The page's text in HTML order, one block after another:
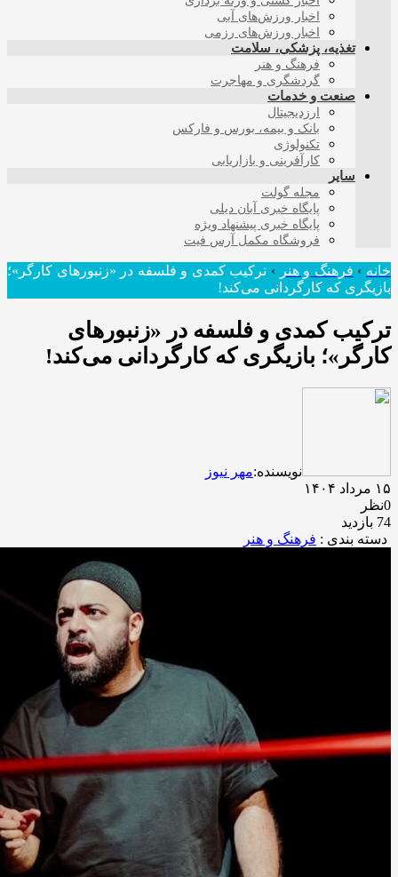
اخبار ورزش‌های آبی
اخبار ورزش‌های رزمی
تغذیه، پزشکی، سلامت
فرهنگ و هنر
گردشگری و مهاجرت
صنعت و خدمات
ارزدیجیتال
بانک و بیمه، بورس و فارکس
تکنولوژی
کارآفرینی و بازاریابی
سایر
مجله گولت
پایگاه خبری آبان دیلی
پایگاه خبری پیشنهاد ویژه
فروشگاه مکمل آرس فیت
خانه › فرهنگ و هنر › ترکیب کمدی و فلسفه در «زنبورهای کارگر»؛
بازیگری که کارگردانی می‌کند!
ترکیب کمدی و فلسفه در «زنبورهای
کارگر»؛ بازیگری که کارگردانی می‌کند!
نویسنده:مهر نیوز
۱۵ مرداد ۱۴۰۴
0نظر
74 بازدید
دسته بندی : فرهنگ و هنر